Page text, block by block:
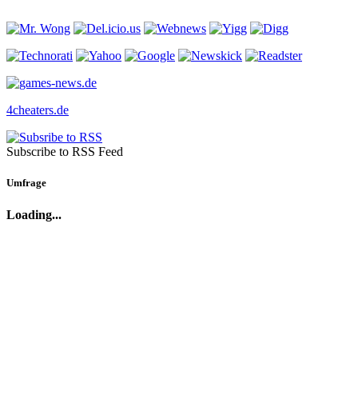
4cheaters.de
Subscribe to RSS Feed
Umfrage
Loading...